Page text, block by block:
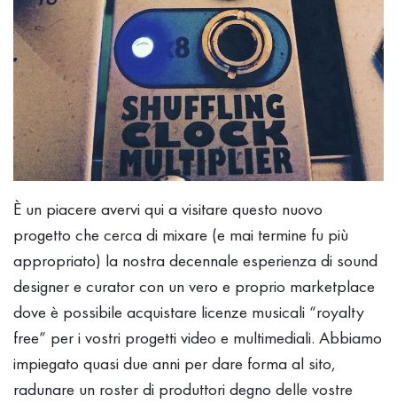
È un piacere avervi qui a visitare questo nuovo
progetto che cerca di mixare (e mai termine fu più
appropriato) la nostra decennale esperienza di sound
designer e curator con un vero e proprio marketplace
dove è possibile acquistare licenze musicali “royalty
free” per i vostri progetti video e multimediali. Abbiamo
impiegato quasi due anni per dare forma al sito,
radunare un roster di produttori degno delle vostre